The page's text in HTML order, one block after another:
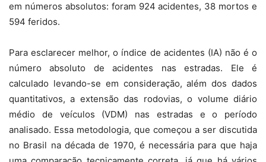
em números absolutos: foram 924 acidentes, 38 mortos e
594 feridos.
Para esclarecer melhor, o índice de acidentes (IA) não é o
número absoluto de acidentes nas estradas. Ele é
calculado levando-se em consideração, além dos dados
quantitativos, a extensão das rodovias, o volume diário
médio de veículos (VDM) nas estradas e o período
analisado. Essa metodologia, que começou a ser discutida
no Brasil na década de 1970, é necessária para que haja